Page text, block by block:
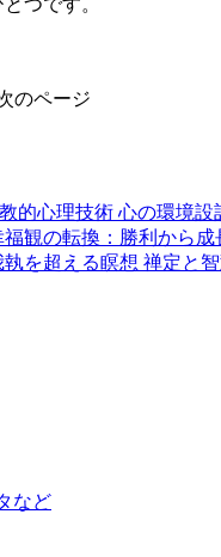
のページ
的心理技術 心の環境設
観の転換：勝利から
を超える瞑想 禅定と
など